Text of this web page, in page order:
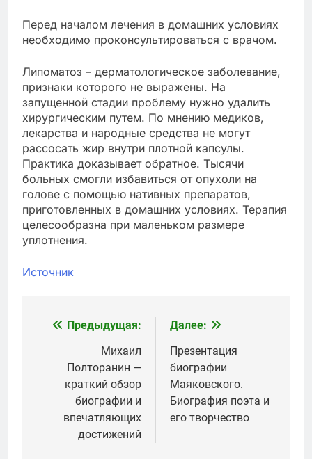
Перед началом лечения в домашних условиях
необходимо проконсультироваться с врачом.
Липоматоз – дерматологическое заболевание,
признаки которого не выражены. На
запущенной стадии проблему нужно удалить
хирургическим путем. По мнению медиков,
лекарства и народные средства не могут
рассосать жир внутри плотной капсулы.
Практика доказывает обратное. Тысячи
больных смогли избавиться от опухоли на
голове с помощью нативных препаратов,
приготовленных в домашних условиях. Терапия
целесообразна при маленьком размере
уплотнения.
Источник
Навигация
записям
Предыдущая:
Михаил
Полторанин —
краткий обзор
биографии и
впечатляющих
достижений
Далее:
Презентация
биографии
Маяковского.
Биография поэта и
его творчество